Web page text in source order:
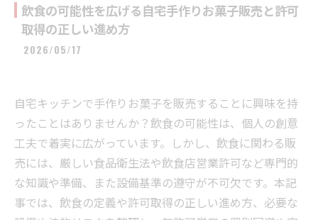
飲食の可能性を広げる自宅手作りお菓子販売と許可
取得の正しい進め方
2026/05/17
自宅キッチンで手作りお菓子を販売することに興味を持
ったことはありませんか？飲食の可能性は、個人の創意
工夫で着実に広がっています。しかし、飲食に関わる販
売には、厳しい食品衛生法や飲食店営業許可など専門的
な知識や準備、また設備基準の遵守が不可欠です。本記
事では、飲食の定義や許可取得の正しい進め方、必要な